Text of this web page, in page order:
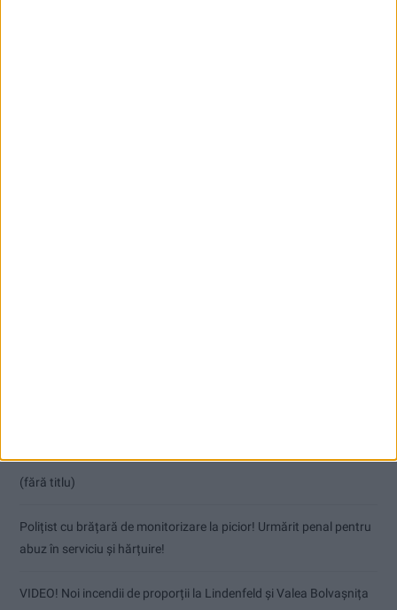
(fără titlu)
Polițist cu brățară de monitorizare la picior! Urmărit penal pentru
abuz în serviciu și hărțuire!
VIDEO! Noi incendii de proporții la Lindenfeld și Valea Bolvașnița